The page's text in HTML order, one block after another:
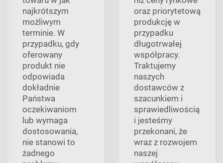
najkrótszym
możliwym
terminie. W
przypadku, gdy
oferowany
produkt nie
odpowiada
dokładnie
Państwa
oczekiwaniom
lub wymaga
dostosowania,
nie stanowi to
żadnego
oraz priorytetową
produkcję w
przypadku
długotrwałej
współpracy.
Traktujemy
naszych
dostawców z
szacunkiem i
sprawiedliwością
i jesteśmy
przekonani, że
wraz z rozwojem
naszej